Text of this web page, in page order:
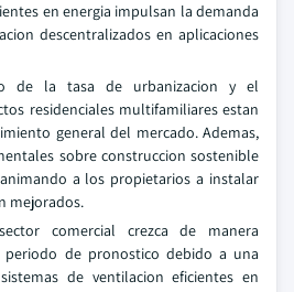
en energia impulsan la demanda
descentralizados en aplicaciones
de la tasa de urbanizacion y el
residenciales multifamiliares estan
general del mercado. Ademas,
sobre construccion sostenible
a los propietarios a instalar
mejorados.
comercial crezca de manera
de pronostico debido a una
de ventilacion eficientes en